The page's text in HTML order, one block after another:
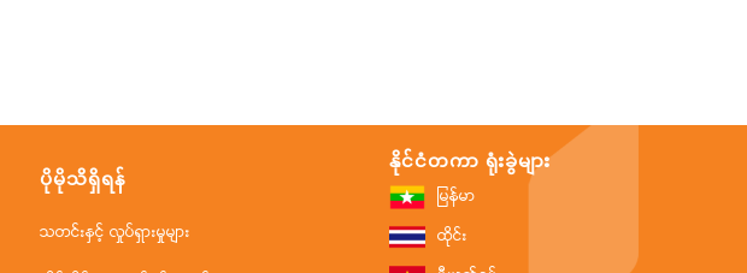
ပိုမိုသိရှိရန်
သတင်းနှင့် လှုပ်ရှားမှုများ
နိုင်ငံတကာ ရုံးခွဲများ
မြန်မာ
ထိုင်း